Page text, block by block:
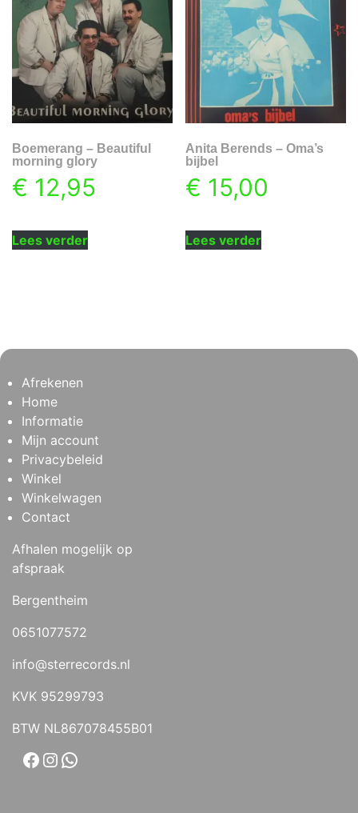
Boemerang – Beautiful
morning glory
€ 12,95
Lees verder
Anita Berends – Oma’s
bijbel
€ 15,00
Lees verder
Afrekenen
Home
Informatie
Mijn account
Privacybeleid
Winkel
Winkelwagen
Contact
Afhalen mogelijk op
afspraak
Bergentheim
0651077572
info@sterrecords.nl
KVK 95299793
BTW NL867078455B01
Facebook
Instagram
WhatsApp